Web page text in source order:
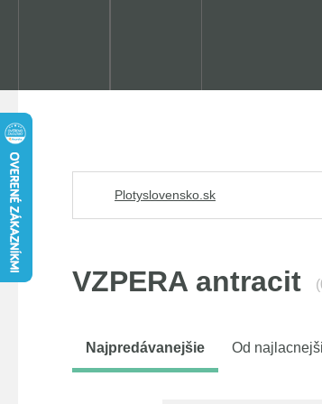
Plotyslovensko.sk
VZPERA antracit
Najpredávanejšie Od